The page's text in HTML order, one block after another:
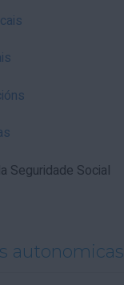
Seguridade Social
autonomicas